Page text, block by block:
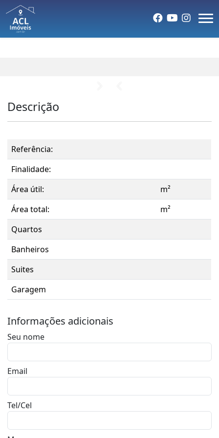
Descrição
Referência:
Finalidade:
Área útil:
m²
Área total:
m²
Quartos
Banheiros
Suites
Garagem
Informações adicionais
Seu nome
Email
Tel/Cel